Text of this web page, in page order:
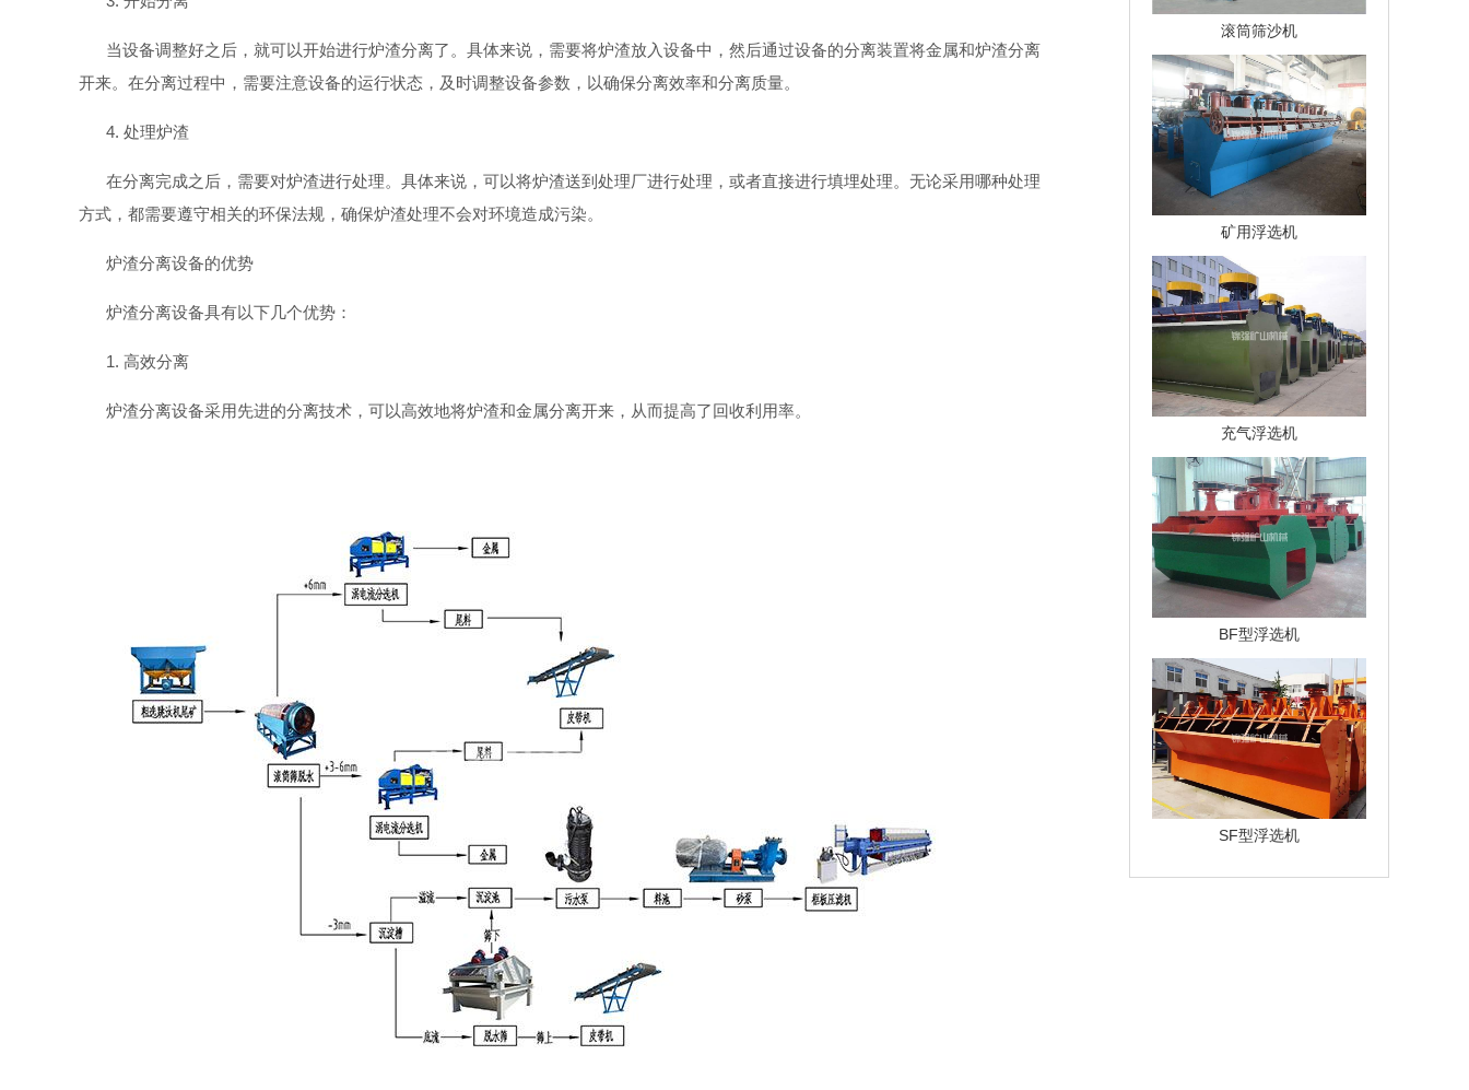
当设备调整好之后，就可以开始进行炉渣分离了。具体来说，需要将炉渣放入设备中，然后通过设备的分离装置将金属和炉渣分离
开来。在分离过程中，需要注意设备的运行状态，及时调整设备参数，以确保分离效率和分离质量。
4. 处理炉渣
在分离完成之后，需要对炉渣进行处理。具体来说，可以将炉渣送到处理厂进行处理，或者直接进行填埋处理。无论采用哪种处理
方式，都需要遵守相关的环保法规，确保炉渣处理不会对环境造成污染。
炉渣分离设备的优势
炉渣分离设备具有以下几个优势：
1. 高效分离
炉渣分离设备采用先进的分离技术，可以高效地将炉渣和金属分离开来，从而提高了回收利用率。
滚筒筛沙机
矿用浮选机
充气浮选机
BF型浮选机
SF型浮选机